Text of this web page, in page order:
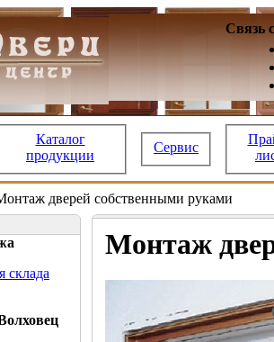
Связь
Каталог
продукции
Сервис
дверей собственными руками
склада
Монтаж